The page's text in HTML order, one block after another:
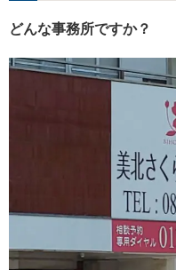
どんな事務所ですか？